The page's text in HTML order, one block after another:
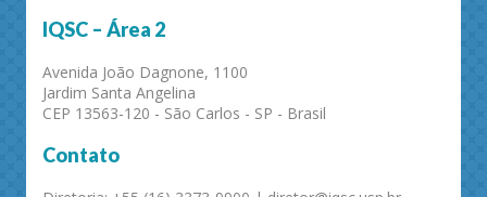
IQSC – Área 2
Avenida João Dagnone, 1100
Jardim Santa Angelina
CEP 13563-120 - São Carlos - SP - Brasil
Contato